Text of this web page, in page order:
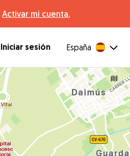
Activar mi cuenta.
Iniciar sesión España